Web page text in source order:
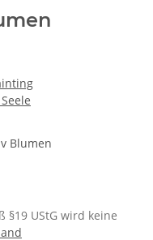
Blumen
§19 UStG wird keine